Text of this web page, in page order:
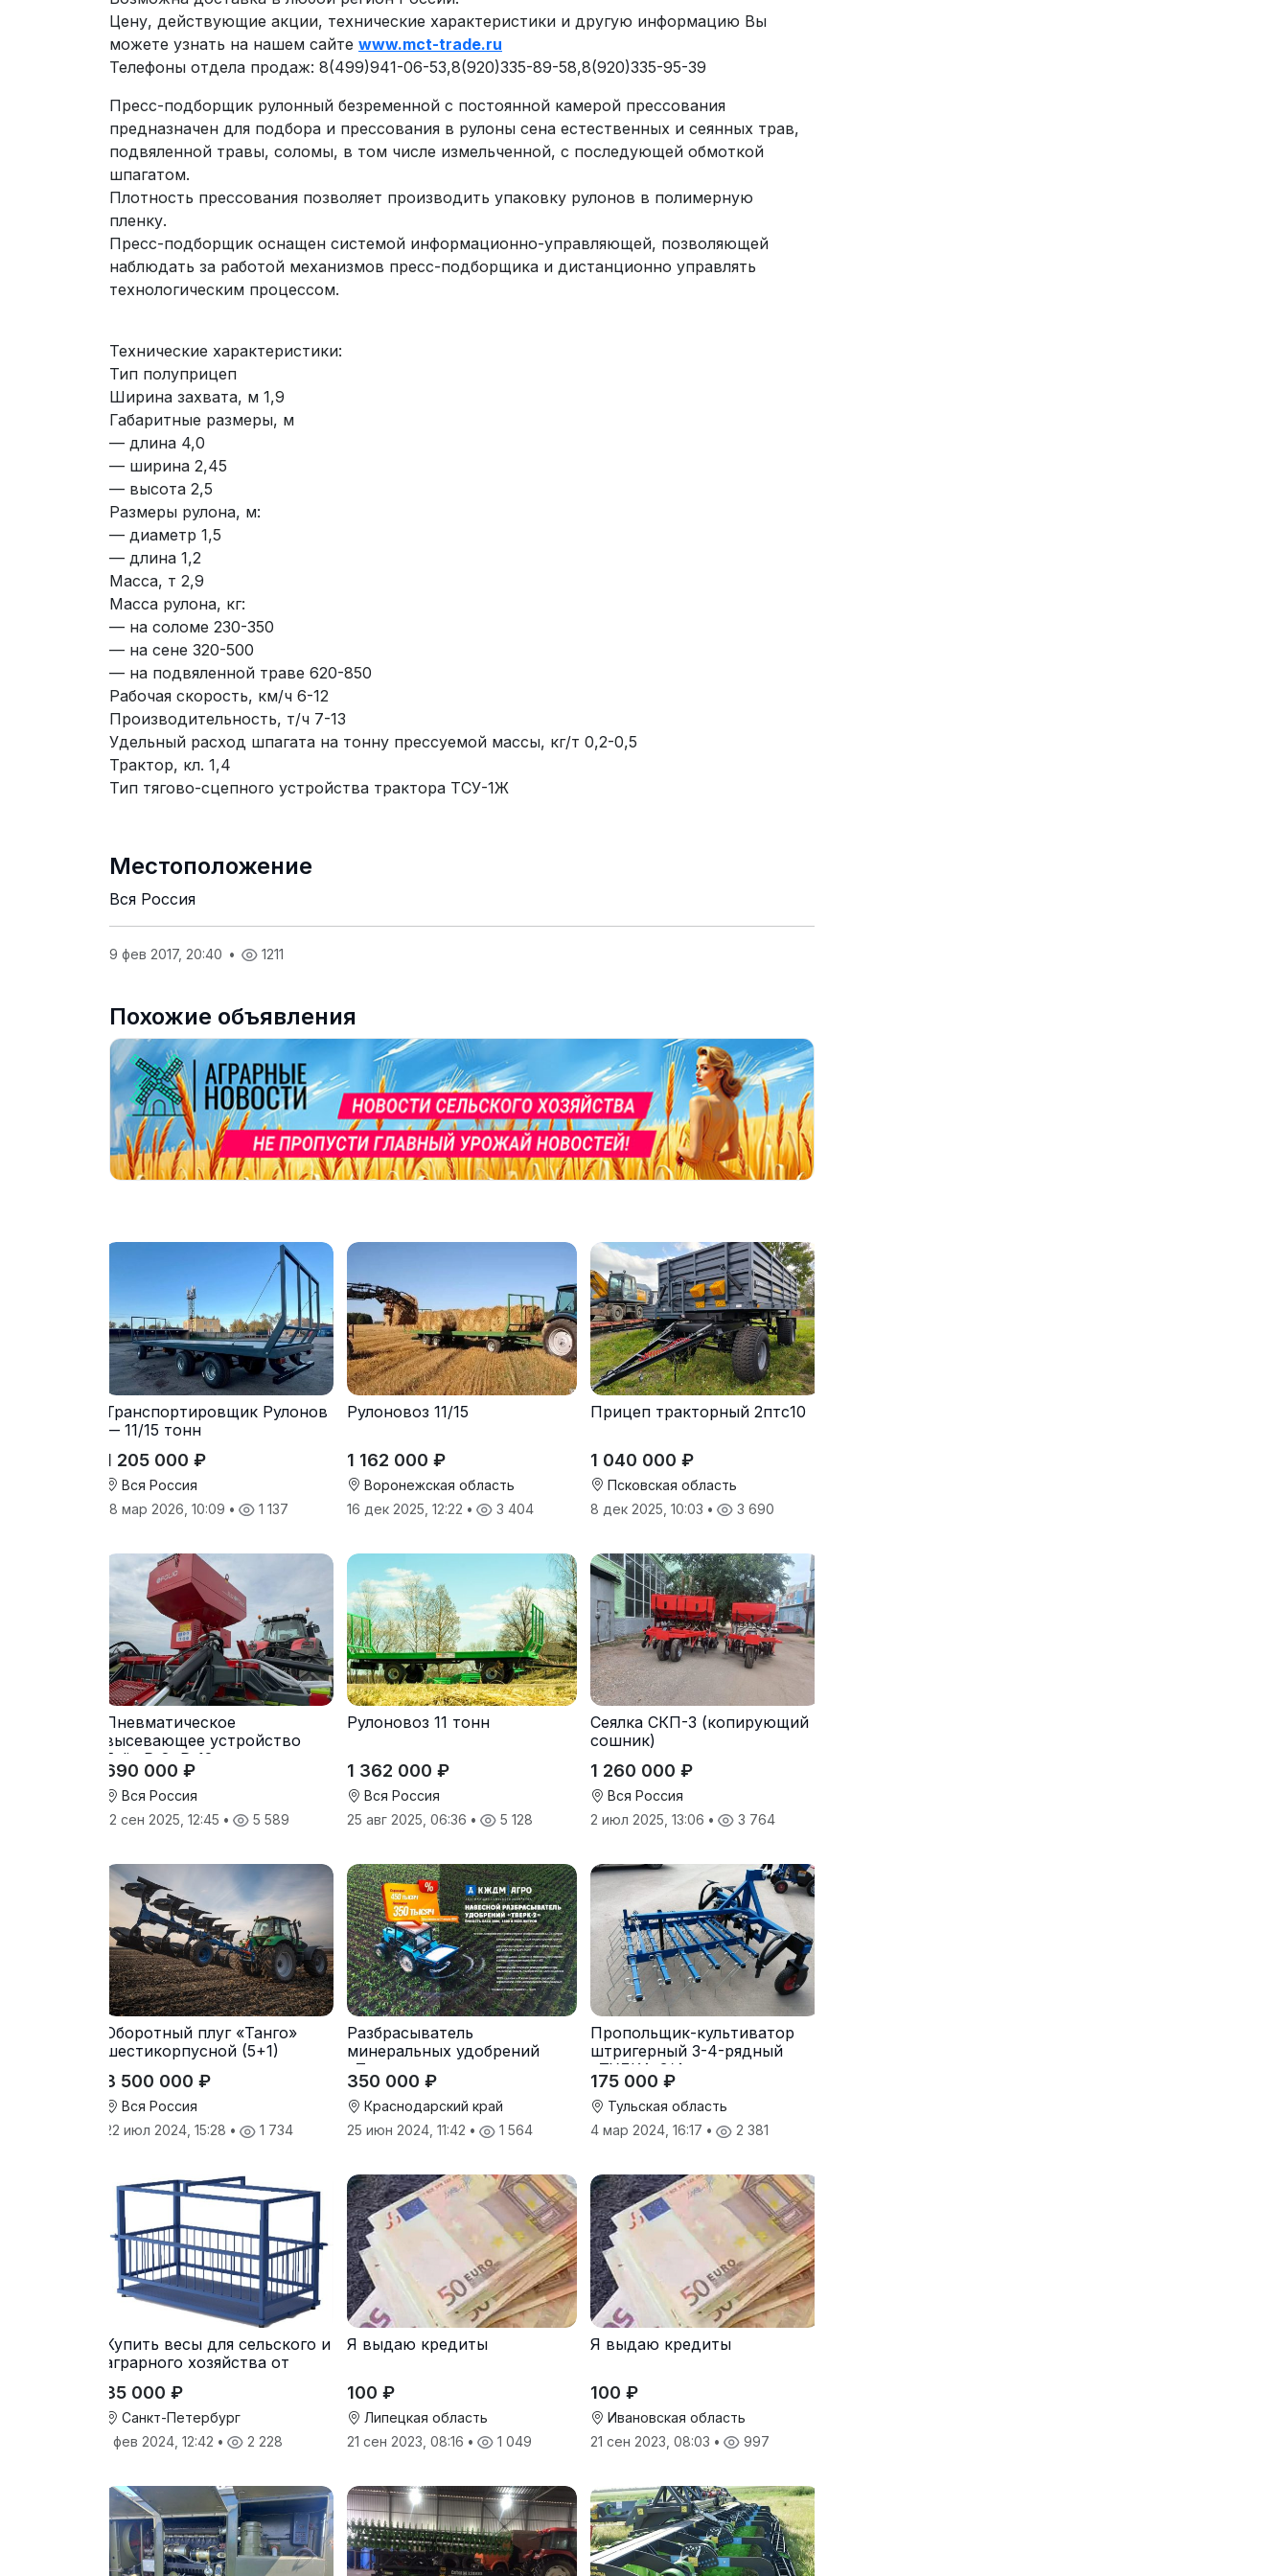
Цену, действующие акции, технические характеристики и другую информацию Вы
можете узнать на нашем сайте www.mct-trade.ru
Телефоны отдела продаж: 8(499)941-06-53,8(920)335-89-58,8(920)335-95-39
Пресс-подборщик рулонный безременной с постоянной камерой прессования
предназначен для подбора и прессования в рулоны сена естественных и сеянных трав,
подвяленной травы, соломы, в том числе измельченной, с последующей обмоткой
шпагатом.
Плотность прессования позволяет производить упаковку рулонов в полимерную
пленку.
Пресс-подборщик оснащен системой информационно-управляющей, позволяющей
наблюдать за работой механизмов пресс-подборщика и дистанционно управлять
технологическим процессом.
Технические характеристики:
Тип полуприцеп
Ширина захвата, м 1,9
Габаритные размеры, м
— длина 4,0
— ширина 2,45
— высота 2,5
Размеры рулона, м:
— диаметр 1,5
— длина 1,2
Масса, т 2,9
Масса рулона, кг:
— на соломе 230-350
— на сене 320-500
— на подвяленной траве 620-850
Рабочая скорость, км/ч 6-12
Производительность, т/ч 7-13
Удельный расход шпагата на тонну прессуемой массы, кг/т 0,2-0,5
Трактор, кл. 1,4
Тип тягово-сцепного устройства трактора ТСУ-1Ж
Местоположение
Вся Россия
9 фев 2017, 20:40 • 1211
Похожие объявления
Транспортировщик Рулонов
— 11/15 тонн
1 205 000 ₽
Вся Россия
18 мар 2026, 10:09 • 1 137
Рулоновоз 11/15
1 162 000 ₽
Воронежская область
16 дек 2025, 12:22 • 3 404
Прицеп тракторный 2птс10
1 040 000 ₽
Псковская область
8 дек 2025, 10:03 • 3 690
Пневматическое
высевающее устройство
Folio R-8, R-12
690 000 ₽
Вся Россия
12 сен 2025, 12:45 • 5 589
Рулоновоз 11 тонн
1 362 000 ₽
Вся Россия
25 авг 2025, 06:36 • 5 128
Сеялка СКП-3 (копирующий
сошник)
1 260 000 ₽
Вся Россия
2 июл 2025, 13:06 • 3 764
Оборотный плуг «Танго»
шестикорпусной (5+1)
3 500 000 ₽
Вся Россия
22 июл 2024, 15:28 • 1 734
Разбрасыватель
минеральных удобрений
«Тверк»
350 000 ₽
Краснодарский край
25 июн 2024, 11:42 • 1 564
Пропольщик-культиватор
штригерный 3-4-рядный
«ТУЛКА-3/4»
175 000 ₽
Тульская область
4 мар 2024, 16:17 • 2 381
Купить весы для сельского и
аграрного хозяйства от
35 000 ₽
Санкт-Петербург
1 фев 2024, 12:42 • 2 228
Я выдаю кредиты
100 ₽
Липецкая область
21 сен 2023, 08:16 • 1 049
Я выдаю кредиты
100 ₽
Ивановская область
21 сен 2023, 08:03 • 997